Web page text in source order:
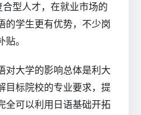
型人才，在就业市场的
的学生更有优势，不少岗
。
对大学的影响总体是利大
目标院校的专业要求，提
全可以利用日语基础开拓